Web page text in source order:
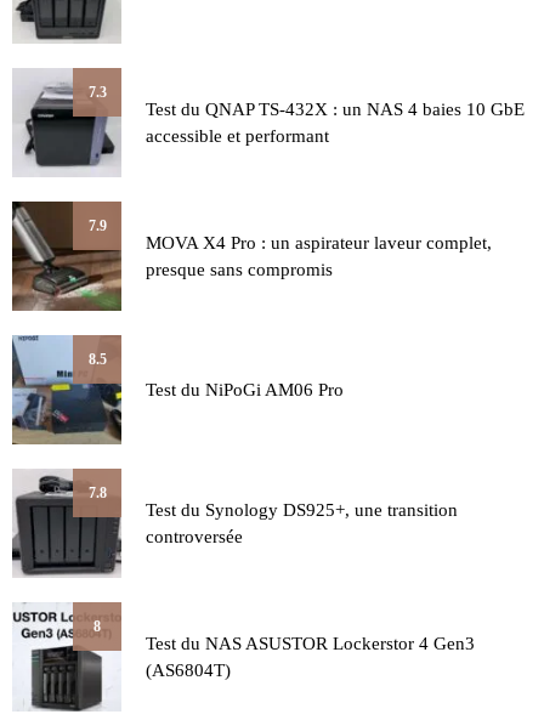
7.3
Test du QNAP TS-432X : un NAS 4 baies 10 GbE
accessible et performant
7.9
MOVA X4 Pro : un aspirateur laveur complet,
presque sans compromis
8.5
Test du NiPoGi AM06 Pro
7.8
Test du Synology DS925+, une transition
controversée
8
Test du NAS ASUSTOR Lockerstor 4 Gen3
(AS6804T)